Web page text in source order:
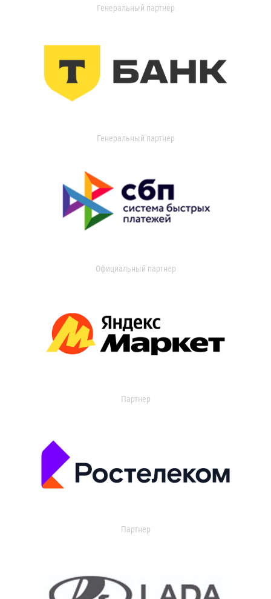
Генеральный партнер
Генеральный партнер
Официальный партнер
Партнер
Партнер